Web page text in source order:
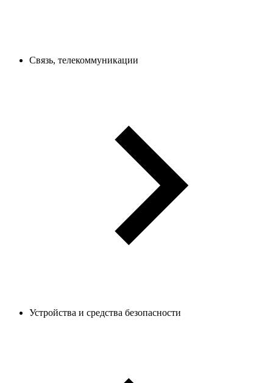
Связь, телекоммуникации
Устройства и средства безопасности